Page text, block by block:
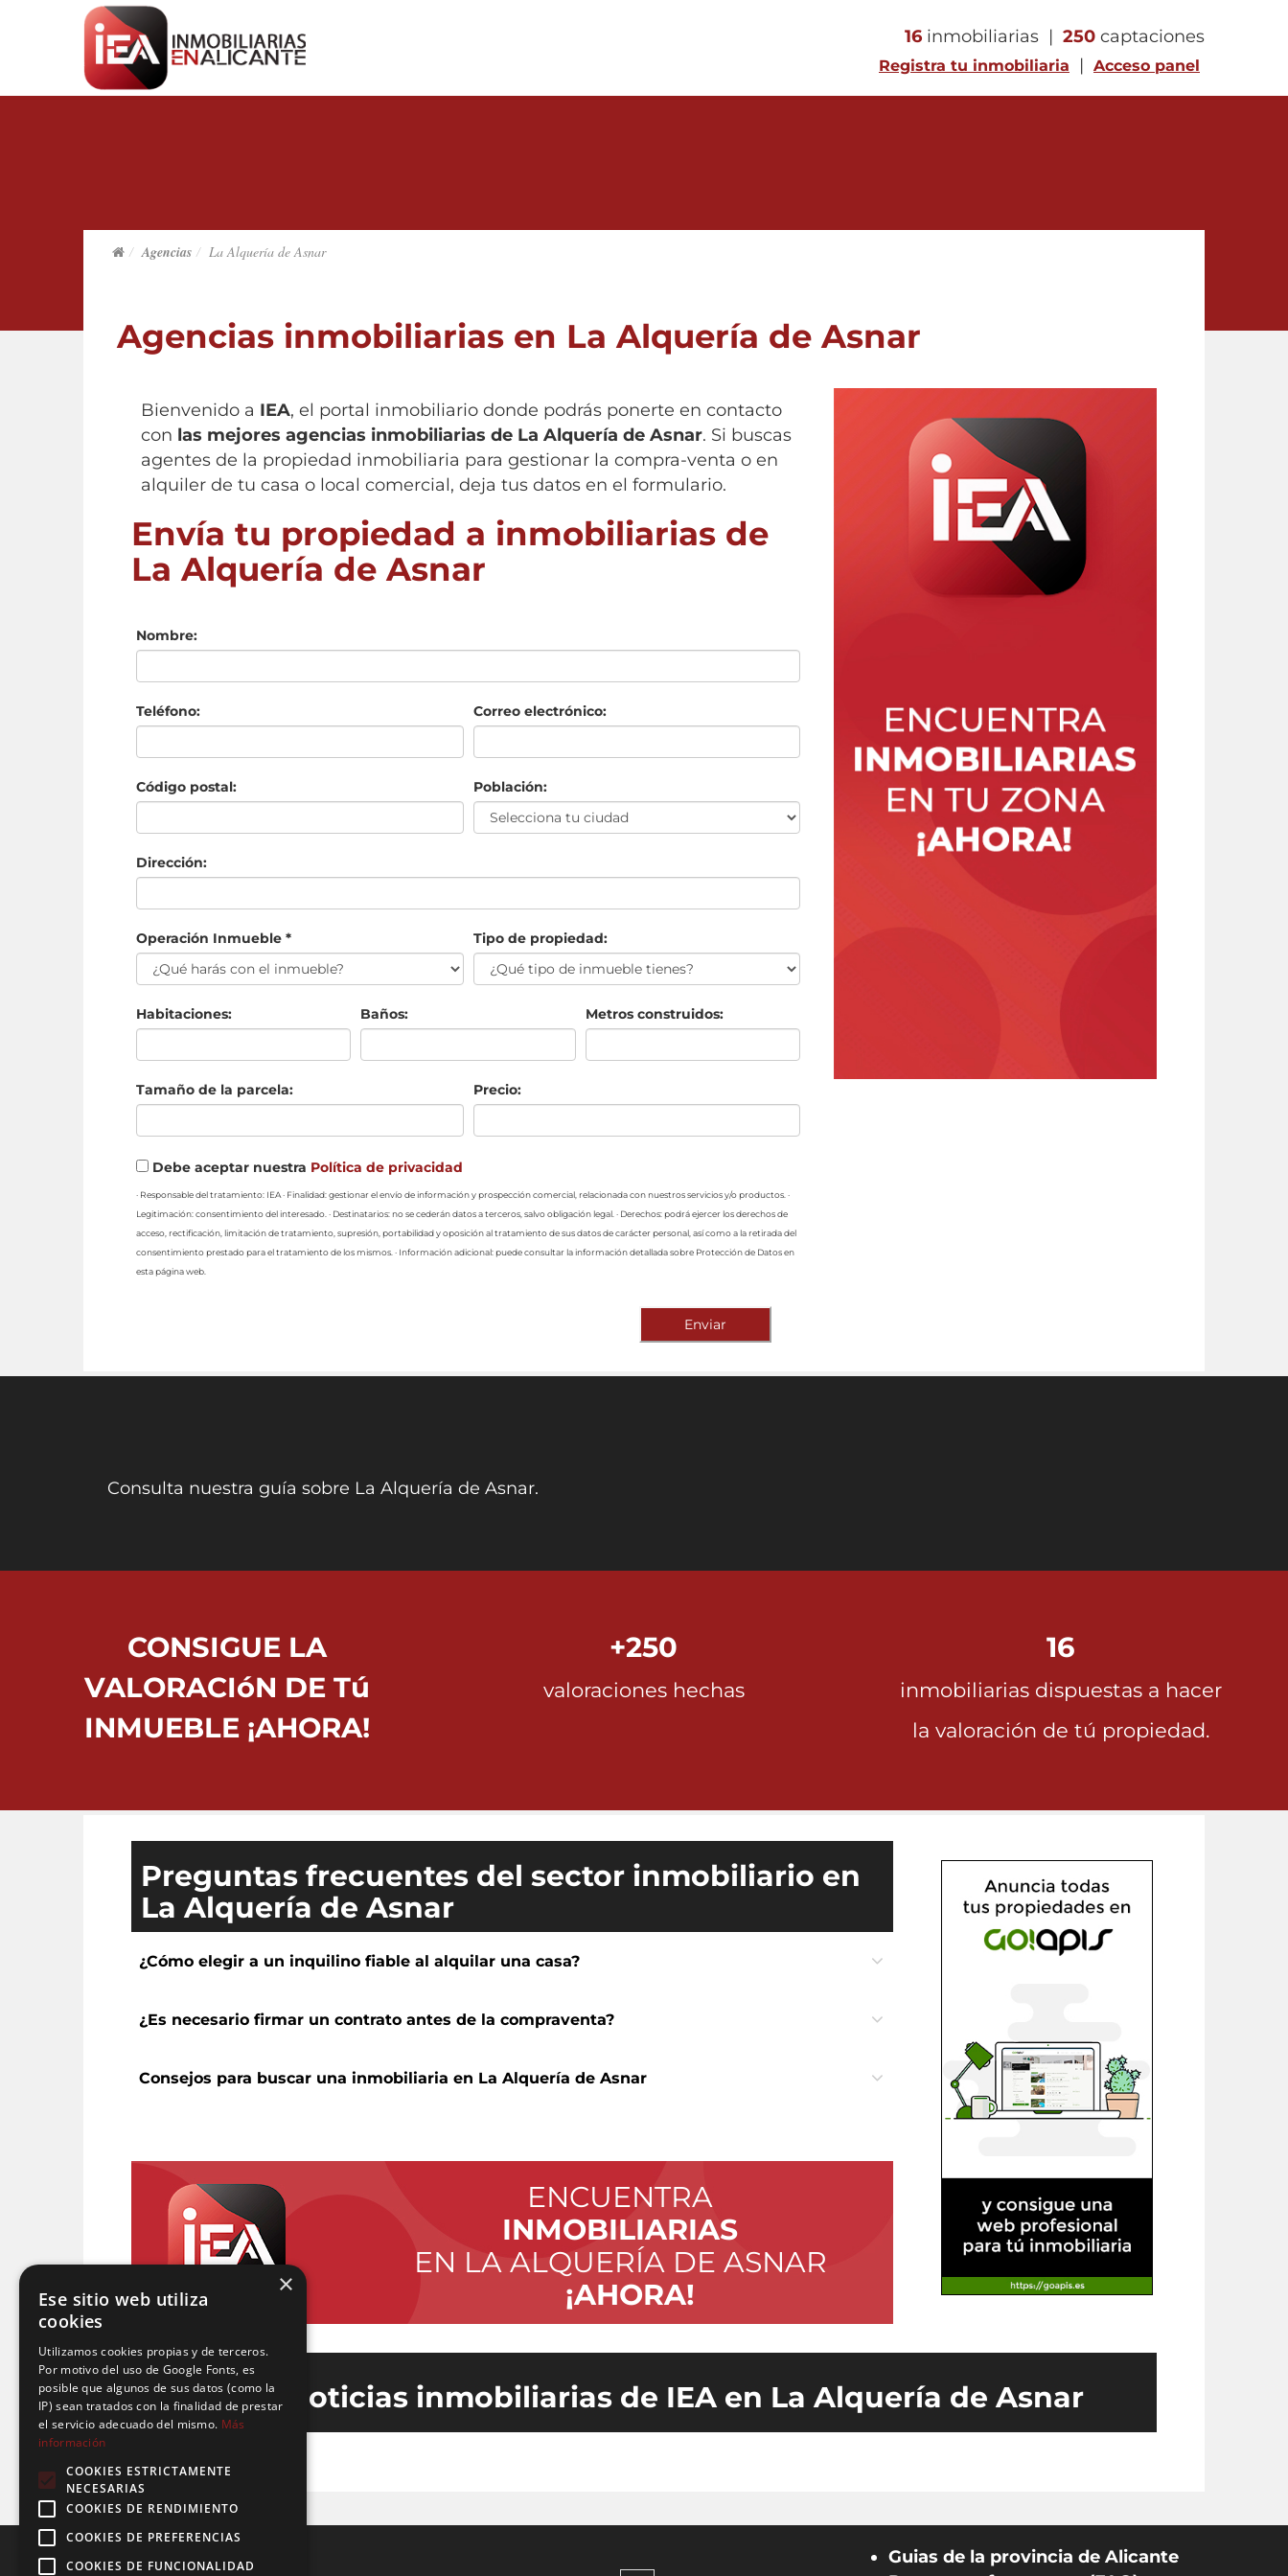
16 inmobiliarias | 250 captaciones
Registra tu inmobiliaria | Acceso panel
Agencias La Alquería de Asnar
Agencias inmobiliarias en La Alquería de Asnar
Bienvenido a IEA, el portal inmobiliario donde podrás ponerte en contacto
con las mejores agencias inmobiliarias de La Alquería de Asnar. Si buscas
agentes de la propiedad inmobiliaria para gestionar la compra-venta o en
alquiler de tu casa o local comercial, deja tus datos en el formulario.
Envía tu propiedad a inmobiliarias de
La Alquería de Asnar
Nombre:
Teléfono: Correo electrónico:
Código postal: Población:
Dirección:
Operación Inmueble * Tipo de propiedad:
Habitaciones: Baños: Metros construidos:
Tamaño de la parcela: Precio:
Debe aceptar nuestra Política de privacidad
· Responsable del tratamiento: IEA · Finalidad: gestionar el envío de información y prospección comercial, relacionada con nuestros servicios y/o productos. ·
Legitimación: consentimiento del interesado. · Destinatarios: no se cederán datos a terceros, salvo obligación legal. · Derechos: podrá ejercer los derechos de
acceso, rectificación, limitación de tratamiento, supresión, portabilidad y oposición al tratamiento de sus datos de carácter personal, así como a la retirada del
consentimiento prestado para el tratamiento de los mismos. · Información adicional: puede consultar la información detallada sobre Protección de Datos en
esta página web.
Enviar
Consulta nuestra guía sobre La Alquería de Asnar.
CONSIGUE LA
VALORACIóN DE Tú
INMUEBLE ¡AHORA!
+250
valoraciones hechas
16
inmobiliarias dispuestas a hacer
la valoración de tú propiedad.
Preguntas frecuentes del sector inmobiliario en
La Alquería de Asnar
¿Cómo elegir a un inquilino fiable al alquilar una casa?
¿Es necesario firmar un contrato antes de la compraventa?
Consejos para buscar una inmobiliaria en La Alquería de Asnar
ENCUENTRA
INMOBILIARIAS
EN LA ALQUERÍA DE ASNAR
¡AHORA!
Últimas noticias inmobiliarias de IEA en La Alquería de Asnar
Guias de la provincia de Alicante
×
Ese sitio web utiliza
cookies
Utilizamos cookies propias y de terceros.
Por motivo del uso de Google Fonts, es
posible que algunos de sus datos (como la
IP) sean tratados con la finalidad de prestar
el servicio adecuado del mismo. Más
información
COOKIES ESTRICTAMENTE
NECESARIAS
COOKIES DE RENDIMIENTO
COOKIES DE PREFERENCIAS
COOKIES DE FUNCIONALIDAD